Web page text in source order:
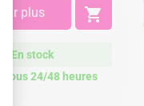
plus 
En stock
sous 24/48 heures